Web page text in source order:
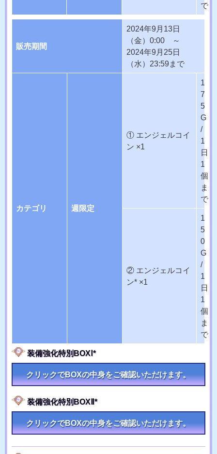
で
販売期間
2024年9月13日
（金）0:00 ～
2024年9月25日
（水）23:59まで
カテゴリ 週限定
① エンジェルコイ
ン ×1
1
7
5
G
/
1
日
1
個
ま
で
② エンジェルコイ
ン* ×1
1
5
0
G
/
1
日
1
個
ま
で
装備強化特別BOXⅠ*
クリックでBOXの中身をご確認いただけます。
装備強化特別BOXⅡ*
クリックでBOXの中身をご確認いただけます。